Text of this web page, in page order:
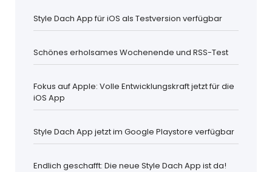
Style Dach App für iOS als Testversion verfügbar
Schönes erholsames Wochenende und RSS-Test
Fokus auf Apple: Volle Entwicklungskraft jetzt für die
iOS App
Style Dach App jetzt im Google Playstore verfügbar
Endlich geschafft: Die neue Style Dach App ist da!